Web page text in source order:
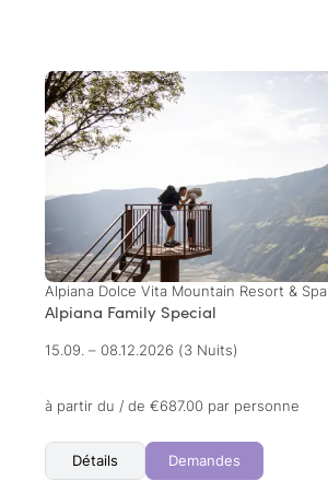
Alpiana Dolce Vita Mountain Resort & Spa
Alpiana Family Special
15.09. – 08.12.2026 (3 Nuits)
à partir du / de €687.00 par personne
Détails Demandes